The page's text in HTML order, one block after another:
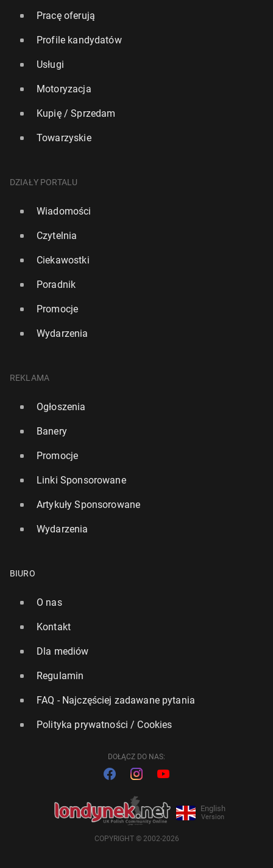
Pracę oferują
Profile kandydatów
Usługi
Motoryzacja
Kupię / Sprzedam
Towarzyskie
DZIAŁY PORTALU
Wiadomości
Czytelnia
Ciekawostki
Poradnik
Promocje
Wydarzenia
REKLAMA
Ogłoszenia
Banery
Promocje
Linki Sponsorowane
Artykuły Sponsorowane
Wydarzenia
BIURO
O nas
Kontakt
Dla mediów
Regulamin
FAQ - Najczęściej zadawane pytania
Polityka prywatności / Cookies
DOŁĄCZ DO NAS:
English
Version
COPYRIGHT © 2002-2026